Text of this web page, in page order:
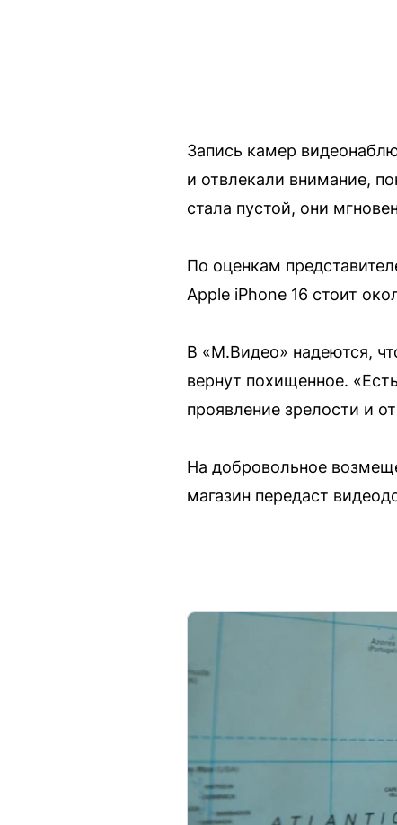
Запись камер
и отвлекали внимание,
стала пустой, они
По оценкам
Apple iPhone 16 стоит
В «М.Видео» надеются,
вернут похищенное.
проявление зрелости и
На добровольное
магазин передаст